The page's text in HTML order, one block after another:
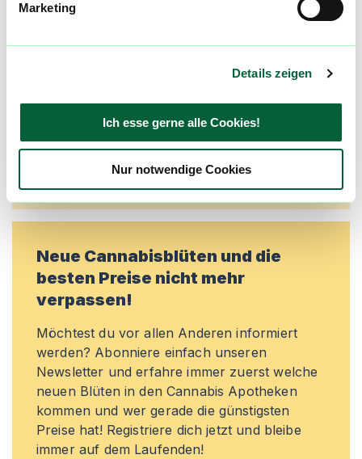
Marketing
Details zeigen
Ich esse gerne alle Cookies!
Nur notwendige Cookies
Alle wichtigen Daten und Fakten - täglich
machen. Melde dich an, um dir deine
exklusive Angebote zu erhalten!
Jetzt registrieren
Neue Cannabisblüten und die
besten Preise nicht mehr
verpassen!
Möchtest du vor allen Anderen informiert
werden? Abonniere einfach unseren
Newsletter und erfahre immer zuerst welche
neuen Blüten in den Cannabis Apotheken
kommen und wer gerade die günstigsten
Preise hat! Registriere dich jetzt und bleibe
immer auf dem Laufenden!